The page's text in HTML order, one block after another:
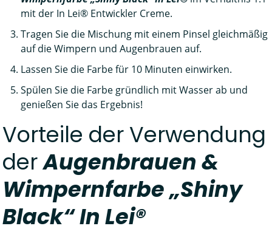
mit der In Lei® Entwickler Creme.
Tragen Sie die Mischung mit einem Pinsel gleichmäßig
auf die Wimpern und Augenbrauen auf.
Lassen Sie die Farbe für 10 Minuten einwirken.
Spülen Sie die Farbe gründlich mit Wasser ab und
genießen Sie das Ergebnis!
Vorteile der Verwendung
derAugenbrauen &
Wimpernfarbe „Shiny
Black“ In Lei®